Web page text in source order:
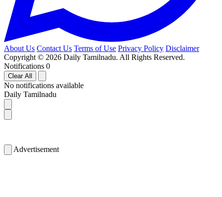
About Us Contact Us Terms of Use Privacy Policy Disclaimer
Copyright © 2026 Daily Tamilnadu. All Rights Reserved.
Notifications 0
Clear All
No notifications available
Daily Tamilnadu
Advertisement